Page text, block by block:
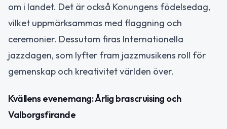
om i landet. Det är också Konungens födelsedag,
vilket uppmärksammas med flaggning och
ceremonier. Dessutom firas Internationella
jazzdagen, som lyfter fram jazzmusikens roll för
gemenskap och kreativitet världen över.
Kvällens evenemang: Årlig brascruising och
Valborgsfirande